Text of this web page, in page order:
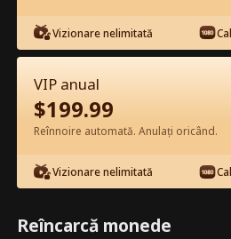
Episodul 45 - Daisy
Film complet
0-49 50-77
45 46 47
Vizionare nelimitată
VIP anual
$199.99
Reînnoire automată. Anulați oricând.
Vizionare nelimitată
Reîncarcă monede